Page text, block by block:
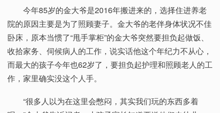
今年85岁的金大爷是2016年搬进来的，选择住进养老
院的原因主要是为了照顾妻子。金大爷的老伴身体状况不佳
卧床，原本当惯了“甩手掌柜”的金大爷突然要担负起做饭、
收拾家务、伺候病人的工作，说实话他这个年纪力不从心，
而最大的孩子今年也62岁了，要担负起护理和照顾老人的工
作，家里确实没这个人手。
“很多人以为在这里会憋闷，其实我们玩的东西多着